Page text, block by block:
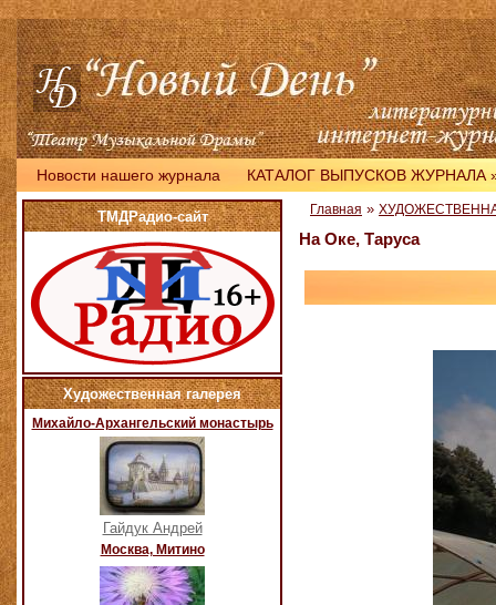
Новости нашего журнала КАТАЛОГ ВЫПУСКОВ ЖУРНАЛА
ТМДРадио-сайт
Художественная галерея
Михайло-Архангельский монастырь
Гайдук Андрей
Москва, Митино
Главная »
На Оке, Таруса